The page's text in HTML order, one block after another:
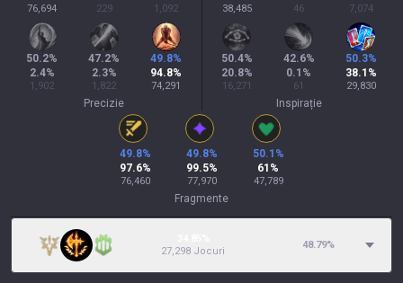
76,694 229 1,092
50.2%
2.4%
1,902
47.2%
2.3%
1,822
49.8%
94.8%
74,291
Precizie
38,485 46 7,074
50.4%
20.8%
16,271
42.6%
0.1 %
61
50.3%
38.1 %
29,830
Inspirație
49.8%
97.6%
76,460
49.8%
99.5%
77,970
50.1 %
61 %
47,789
Fragmente
27,298 Jocuri
48.79%